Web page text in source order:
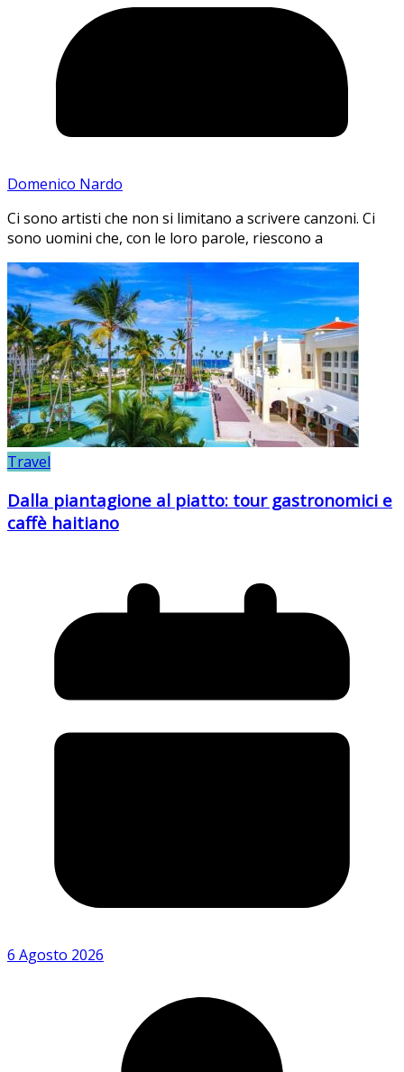
Domenico Nardo
Ci sono artisti che non si limitano a scrivere canzoni. Ci
sono uomini che, con le loro parole, riescono a
Travel
Dalla piantagione al piatto: tour gastronomici e
caffè haitiano
6 Agosto 2026